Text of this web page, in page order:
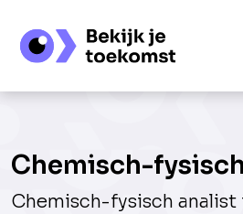
Chemisch-
Chemisch-fysisch analist